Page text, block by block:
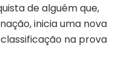
de alguém que,
inicia uma nova
na prova